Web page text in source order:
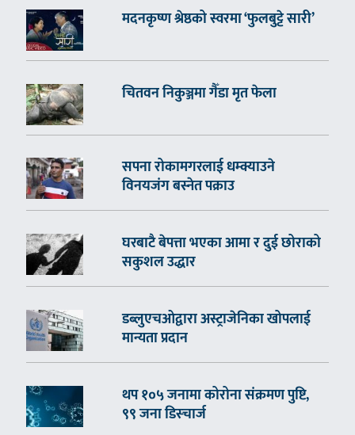
मदनकृष्ण श्रेष्ठको स्वरमा ‘फुलबुट्टे सारी’
चितवन निकुञ्जमा गैँडा मृत फेला
सपना रोकामगरलाई धम्क्याउने
विनयजंग बस्नेत पक्राउ
घरबाटै बेपत्ता भएका आमा र दुई छोराको
सकुशल उद्धार
डब्लुएचओद्वारा अस्ट्राजेनिका खोपलाई
मान्यता प्रदान
थप १०५ जनामा कोरोना संक्रमण पुष्टि,
९९ जना डिस्चार्ज